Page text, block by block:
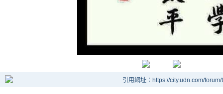
引用網址：https://city.udn.com/